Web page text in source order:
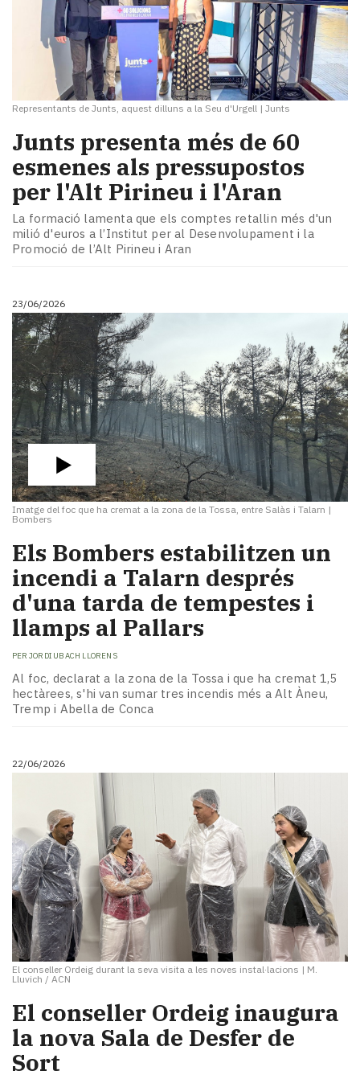
Representants de Junts, aquest dilluns a la Seu d'Urgell | Junts
Junts presenta més de 60
esmenes als pressupostos
per l'Alt Pirineu i l'Aran
La formació lamenta que els comptes retallin més d'un
milió d'euros a l’Institut per al Desenvolupament i la
Promoció de l’Alt Pirineu i Aran
23/06/2026
Imatge del foc que ha cremat a la zona de la Tossa, entre Salàs i Talarn |
Bombers
Els Bombers estabilitzen un
incendi a Talarn després
d'una tarda de tempestes i
llamps al Pallars
PER JORDI UBACH LLORENS
Al foc, declarat a la zona de la Tossa i que ha cremat 1,5
hectàrees, s'hi van sumar tres incendis més a Alt Àneu,
Tremp i Abella de Conca
22/06/2026
El conseller Ordeig durant la seva visita a les noves instal·lacions | M.
Lluvich / ACN
El conseller Ordeig inaugura
la nova Sala de Desfer de
Sort